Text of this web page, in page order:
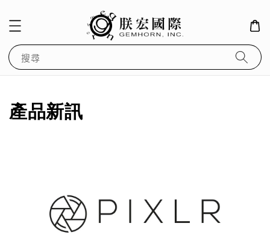
搜尋
產品新訊